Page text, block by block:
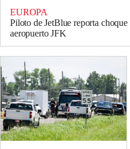
EUROPA
Piloto de JetBlue reporta
aeropuerto JFK